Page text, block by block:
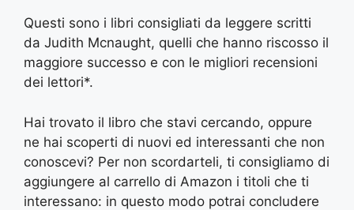
Questi sono i libri consigliati da leggere scritti
da Judith Mcnaught, quelli che hanno riscosso il
maggiore successo e con le migliori recensioni
dei lettori*.
Hai trovato il libro che stavi cercando, oppure
ne hai scoperti di nuovi ed interessanti che non
conoscevi? Per non scordarteli, ti consigliamo di
aggiungere al carrello di Amazon i titoli che ti
interessano: in questo modo potrai concludere